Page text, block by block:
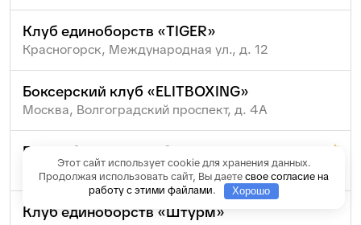
Клуб единоборств «TIGER»
Красногорск, Международная ул., д. 12
Боксерский клуб «ELITBOXING»
Москва, Волгоградский проспект, д. 4А
Баскетбольный клуб «Стремление»
Москва, ул. Егерская, д. 4а
Клуб единоборств «Штурм»
Этот сайт использует cookie для хранения данных.
Продолжая использовать сайт, Вы даетесвое согласие на
работу с этими файлами. Хорошо